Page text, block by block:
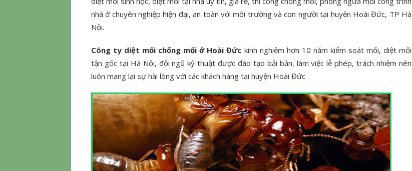
nhà ở chuyên nghiệp hiện đại, an toàn với môi trường và con người tại huyện Hoài Đức, TP Hà
Nội.
Công ty diệt mối chống mối ở Hoài Đức kinh nghiệm hơn 10 năm kiểm soát mối, diệt mối
tận gốc tại Hà Nội, đội ngũ kỷ thuật được đào tạo bải bản, làm việc lễ phép, trách nhiệm nên
luôn mang lại sự hài lòng với các khách hàng tại huyện Hoài Đức.